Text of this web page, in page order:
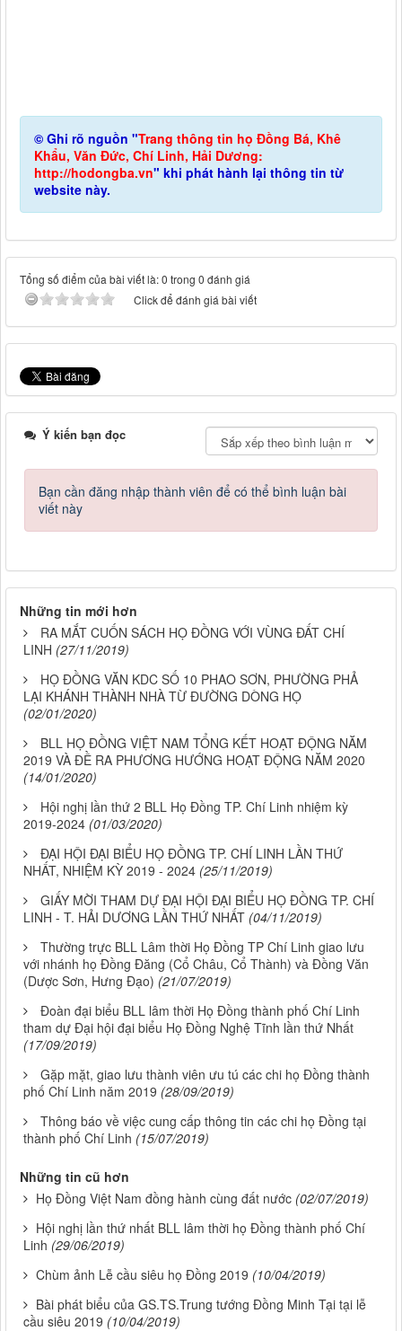
© Ghi rõ nguồn "Trang thông tin họ Đồng Bá, Khê
Khẩu, Văn Đức, Chí Linh, Hải Dương:
http://hodongba.vn" khi phát hành lại thông tin từ
website này.
Tổng số điểm của bài viết là: 0 trong 0 đánh giá
Click để đánh giá bài viết
Ý kiến bạn đọc
Bạn cần đăng nhập thành viên để có thể bình luận bài
viết này
Những tin mới hơn
RA MẮT CUỐN SÁCH HỌ ĐỒNG VỚI VÙNG ĐẤT CHÍ
LINH (27/11/2019)
HỌ ĐỒNG VĂN KDC SỐ 10 PHAO SƠN, PHƯỜNG PHẢ
LẠI KHÁNH THÀNH NHÀ TỪ ĐƯỜNG DÒNG HỌ
(02/01/2020)
BLL HỌ ĐỒNG VIỆT NAM TỔNG KẾT HOẠT ĐỘNG NĂM
2019 VÀ ĐỀ RA PHƯƠNG HƯỚNG HOẠT ĐỘNG NĂM 2020
(14/01/2020)
Hội nghị lần thứ 2 BLL Họ Đồng TP. Chí Linh nhiệm kỳ
2019-2024 (01/03/2020)
ĐẠI HỘI ĐẠI BIỂU HỌ ĐỒNG TP. CHÍ LINH LẦN THỨ
NHẤT, NHIỆM KỲ 2019 - 2024 (25/11/2019)
GIẤY MỜI THAM DỰ ĐẠI HỘI ĐẠI BIỂU HỌ ĐỒNG TP. CHÍ
LINH - T. HẢI DƯƠNG LẦN THỨ NHẤT (04/11/2019)
Thường trực BLL Lâm thời Họ Đồng TP Chí Linh giao lưu
với nhánh họ Đồng Đăng (Cổ Châu, Cổ Thành) và Đồng Văn
(Dược Sơn, Hưng Đạo) (21/07/2019)
Đoàn đại biểu BLL lâm thời Họ Đồng thành phố Chí Linh
tham dự Đại hội đại biểu Họ Đồng Nghệ Tĩnh lần thứ Nhất
(17/09/2019)
Gặp mặt, giao lưu thành viên ưu tú các chi họ Đồng thành
phố Chí Linh năm 2019 (28/09/2019)
Thông báo về việc cung cấp thông tin các chi họ Đồng tại
thành phố Chí Linh (15/07/2019)
Những tin cũ hơn
Họ Đồng Việt Nam đồng hành cùng đất nước (02/07/2019)
Hội nghị lần thứ nhất BLL lâm thời họ Đồng thành phố Chí
Linh (29/06/2019)
Chùm ảnh Lễ cầu siêu họ Đồng 2019 (10/04/2019)
Bài phát biểu của GS.TS.Trung tướng Đồng Minh Tại tại lễ
cầu siêu 2019 (10/04/2019)